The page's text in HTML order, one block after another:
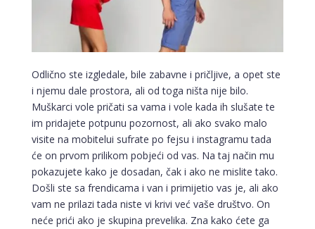
Odlično ste izgledale, bile zabavne i pričljive, a opet ste
i njemu dale prostora, ali od toga ništa nije bilo.
Muškarci vole pričati sa vama i vole kada ih slušate te
im pridajete potpunu pozornost, ali ako svako malo
visite na mobitelui sufrate po fejsu i instagramu tada
će on prvom prilikom pobjeći od vas. Na taj način mu
pokazujete kako je dosadan, čak i ako ne mislite tako.
Došli ste sa frendicama i van i primijetio vas je, ali ako
vam ne prilazi tada niste vi krivi već vaše društvo. On
neće prići ako je skupina prevelika. Zna kako ćete ga